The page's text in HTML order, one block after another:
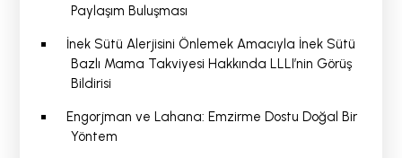
Paylaşım Buluşması
İnek Sütü Alerjisini Önlemek Amacıyla İnek Sütü
Bazlı Mama Takviyesi Hakkında LLLI’nin Görüş
Bildirisi
Engorjman ve Lahana: Emzirme Dostu Doğal Bir
Yöntem